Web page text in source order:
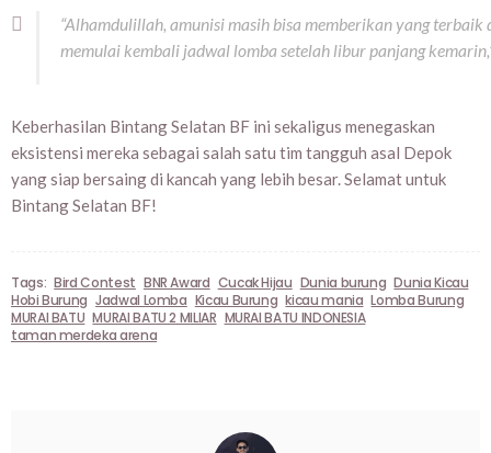
“Alhamdulillah, amunisi masih bisa memberikan yang
memulai kembali jadwal lomba setelah libur panjang kemarin,
Keberhasilan Bintang Selatan BF ini sekaligus menegaskan
eksistensi mereka sebagai salah satu tim tangguh asal Depok
yang siap bersaing di kancah yang lebih besar. Selamat untuk
Bintang Selatan BF!
Tags: Bird Contest BNR Award Cucak Hijau Dunia burung Dunia Kicau
Hobi Burung Jadwal Lomba Kicau Burung kicau mania Lomba Burung
MURAI BATU MURAI BATU 2 MILIAR MURAI BATU INDONESIA
taman merdeka arena